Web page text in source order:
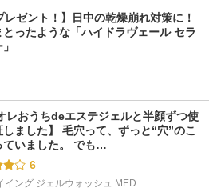
レゼント！】日中の乾燥崩れ対策に！
ったような「ハイドラヴェール セラ
レおうちdeエステジェルと半顔ずつ使
ました】 毛穴って、ずっと“穴”のこ
ていました。 でも…
6
イング ジェルウォッシュ MED